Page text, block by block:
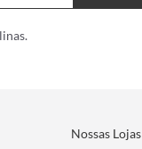
Nossas Lojas